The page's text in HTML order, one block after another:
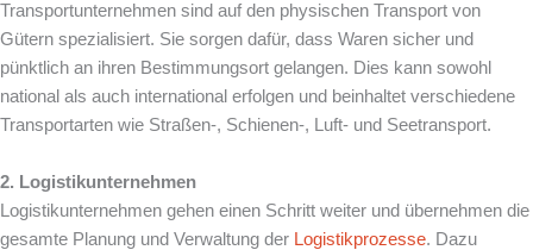
Transportunternehmen sind auf den physischen Transport von
Gütern spezialisiert. Sie sorgen dafür, dass Waren sicher und
pünktlich an ihren Bestimmungsort gelangen. Dies kann sowohl
national als auch international erfolgen und beinhaltet verschiedene
Transportarten wie Straßen-, Schienen-, Luft- und Seetransport.
2. Logistikunternehmen
Logistikunternehmen gehen einen Schritt weiter und übernehmen die
gesamte Planung und Verwaltung der Logistikprozesse. Dazu